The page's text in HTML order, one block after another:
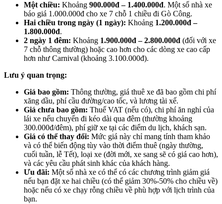
Một chiều: Khoảng 900.000đ – 1.400.000đ. Một số nhà xe
báo giá 1.000.000đ cho xe 7 chỗ 1 chiều đi Gò Công.
Hai chiều trong ngày (1 ngày): Khoảng 1.200.000đ –
1.800.000đ.
2 ngày 1 đêm: Khoảng 1.900.000đ – 2.800.000đ (đối với xe
7 chỗ thông thường) hoặc cao hơn cho các dòng xe cao cấp
hơn như Carnival (khoảng 3.100.000đ).
Lưu ý quan trọng:
Giá bao gồm: Thông thường, giá thuê xe đã bao gồm chi phí
xăng dầu, phí cầu đường/cao tốc, và lương tài xế.
Giá chưa bao gồm: Thuế VAT (nếu có), chi phí ăn nghỉ của
lái xe nếu chuyến đi kéo dài qua đêm (thường khoảng
300.000đ/đêm), phí giữ xe tại các điểm du lịch, khách sạn.
Giá có thể thay đổi: Mức giá này chỉ mang tính tham khảo
và có thể biến động tùy vào thời điểm thuê (ngày thường,
cuối tuần, lễ Tết), loại xe (đời mới, xe sang sẽ có giá cao hơn),
và các yêu cầu phát sinh khác của khách hàng.
Ưu đãi: Một số nhà xe có thể có các chương trình giảm giá
nếu bạn đặt xe hai chiều (có thể giảm 30%-50% cho chiều về)
hoặc nếu có xe chạy rỗng chiều về phù hợp với lịch trình của
bạn.